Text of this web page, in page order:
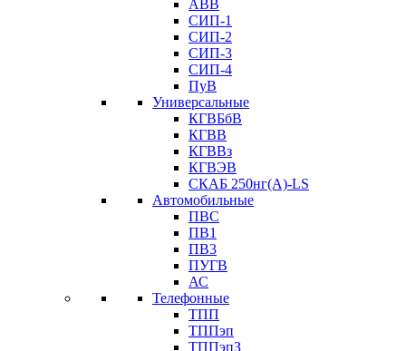
АВВ
СИП-1
СИП-2
СИП-3
СИП-4
ПуВ
Универсальные
КГВБбВ
КГВВ
КГВВз
КГВЭВ
СКАБ 250нг(А)-LS
Автомобильные
ПВС
ПВ1
ПВ3
ПУГВ
АС
Телефонные
ТПП
ТППэп
ТППэпЗ